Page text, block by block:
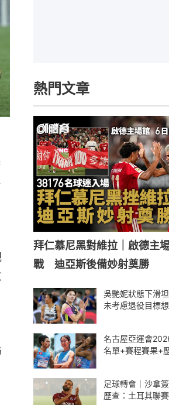
熱門文章
拜仁慕尼黑對維拉｜啟德主
戰 迪亞斯後備妙射奠勝
吳艷妮狀態下滑
未考慮退役目標
名古屋亞運會
名單+賽程賽果+
足球轉會｜沙拿
歷查：土耳其聯